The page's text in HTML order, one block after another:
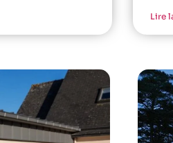
Lire